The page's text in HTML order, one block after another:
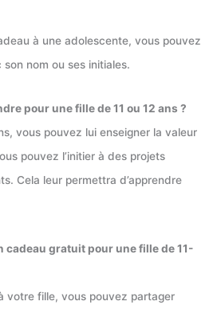
à une adolescente, vous pouvez
nom ou ses initiales.
pour une fille de 11 ou 12 ans ?
vous pouvez lui enseigner la valeur
pouvez l’initier à des projets
Cela leur permettra d’apprendre
cadeau gratuit pour une fille de 11-
votre fille, vous pouvez partager